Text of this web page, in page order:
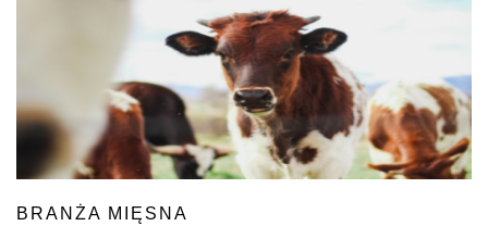
BRANŻA MIĘSNA